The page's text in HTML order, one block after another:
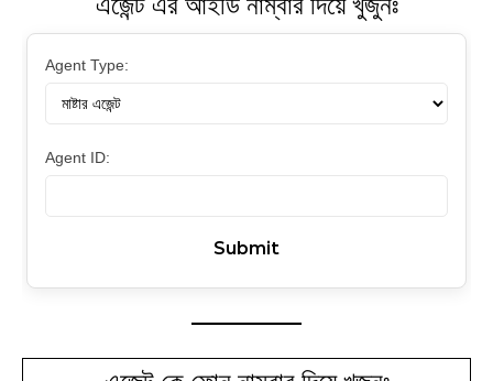
Agent Type:
Agent ID: